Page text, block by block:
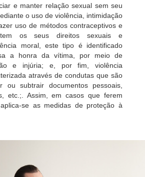
e manter relação sexual sem seu
o uso de violência, intimidação
uso de métodos contraceptivos e
os seus direitos sexuais e
moral, este tipo é identificado
a honra da vítima, por meio de
e injúria; e, por fim, violência
através de condutas que são
ou subtrair documentos pessoais,
etc.;. Assim, em casos que ferem
se as medidas de proteção à